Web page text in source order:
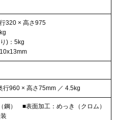
320 × 高さ975
)：5kg
行960 × 高さ75mm ／ 4.5kg
鋼） ■表面加工：めっき（クロム）